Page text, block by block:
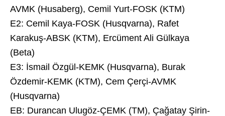
AVMK (Husaberg), Cemil Yurt-FOSK (KTM)
E2: Cemil Kaya-FOSK (Husqvarna), Rafet
Karakuş-ABSK (KTM), Ercüment Ali Gülkaya
(Beta)
E3: İsmail Özgül-KEMK (Husqvarna), Burak
Özdemir-KEMK (KTM), Cem Çerçi-AVMK
(Husqvarna)
EB: Durancan Ulugöz-ÇEMK (TM), Çağatay Şirin-